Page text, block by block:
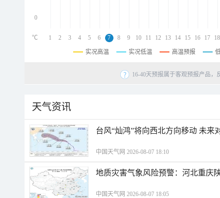
0
1 2 3 4 5 6 7 8 9 10 11 12 13 14 15 16 17 18
℃
实况高温 实况低温 高温预报
16-40天预报属于客观预报产品
天气资讯
台风“灿鸿”将向西北方向移动 未来
中国天气网 2026-08-07 18:10
地质灾害气象风险预警：河北重庆
中国天气网 2026-08-07 18:05